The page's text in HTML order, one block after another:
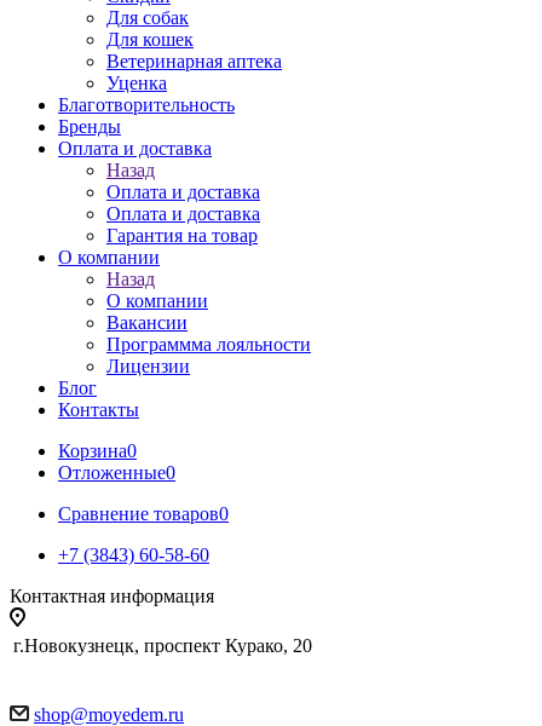
Для собак
Для кошек
Ветеринарная аптека
Уценка
Благотворительность
Бренды
Оплата и доставка
Назад
Оплата и доставка
Оплата и доставка
Гарантия на товар
О компании
Назад
О компании
Вакансии
Программма лояльности
Лицензии
Блог
Контакты
Корзина0
Отложенные0
Сравнение товаров0
+7 (3843) 60-58-60
Контактная информация
г.Новокузнецк, проспект Курако, 20
shop@moyedem.ru